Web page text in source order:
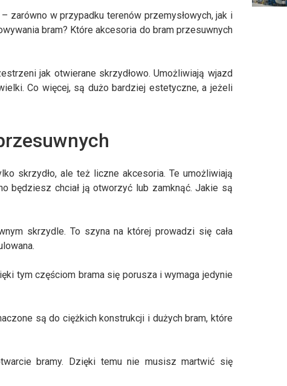
zarówno w przypadku terenów przemysłowych, jak i
bram? Które akcesoria do bram przesuwnych
jak otwierane skrzydłowo. Umożliwiają wjazd
Co więcej, są dużo bardziej estetyczne, a jeżeli
skrzydło, ale też liczne akcesoria. Te umożliwiają
będziesz chciał ją otworzyć lub zamknąć. Jakie są
skrzydle. To szyna na której prowadzi się cała
tym częściom brama się porusza i wymaga jedynie
są do ciężkich konstrukcji i dużych bram, które
bramy. Dzięki temu nie musisz martwić się